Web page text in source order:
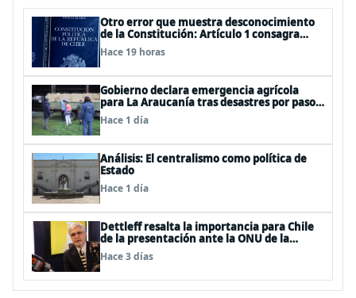
Otro error que muestra desconocimiento
de la Constitución: Artículo 1 consagra
resguardar la seguridad nacional y
proteger a los ciudadanos
Hace 19 horas
Gobierno declara emergencia agrícola
para La Araucanía tras desastres por pasos
de sistemas frontales
Hace 1 día
Análisis: El centralismo como política de
Estado
Hace 1 día
Dettleff resalta la importancia para Chile
de la presentación ante la ONU de la
Plataforma Continental Extendida del
Archipiélago Juan Fernández
Hace 3 días